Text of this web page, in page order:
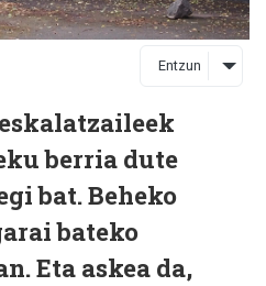
Entzun
berria dute
bat. Beheko
bateko
Eta askea da,